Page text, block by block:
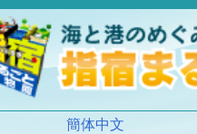
簡体中文